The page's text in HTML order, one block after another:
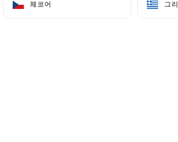
체코어 그
체코어 그